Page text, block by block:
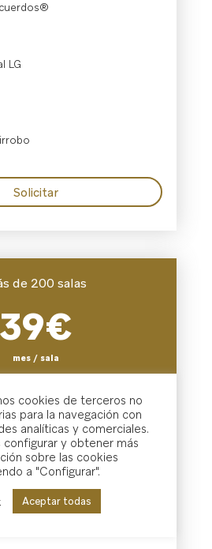
LG
Solicitar
de 200 salas
39€
mes / sala
LG
cookies de terceros no
para la navegación con
analíticas y comerciales.
configurar y obtener más
sobre las cookies
a "Configurar".
Aceptar todas